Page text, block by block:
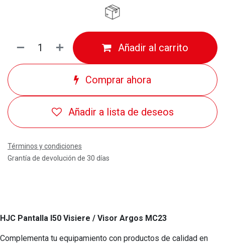
Añadir al carrito
Comprar ahora
Añadir a lista de deseos
Términos y condiciones
Grantía de devolución de 30 días
HJC Pantalla I50 Visiere / Visor Argos MC23
Complementa tu equipamiento con productos de calidad en